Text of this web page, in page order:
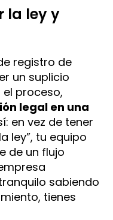
la ley y
registro de
un suplicio
proceso,
legal en una
en vez de tener
ley”, tu equipo
de un flujo
sabiendo
tienes